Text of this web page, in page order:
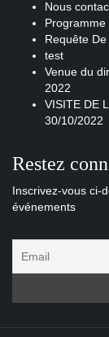
Nous
Requête
test
Venue du
2022
VISITE DE
30/10/2022
Restez
Inscrivez-vous ci-
événements